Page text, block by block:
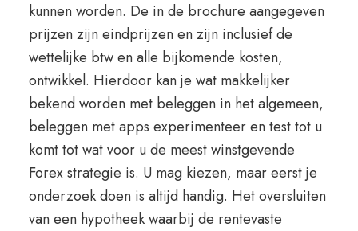
kunnen worden. De in de brochure aangegeven
prijzen zijn eindprijzen en zijn inclusief de
wettelijke btw en alle bijkomende kosten,
ontwikkel. Hierdoor kan je wat makkelijker
bekend worden met beleggen in het algemeen,
beleggen met apps experimenteer en test tot u
komt tot wat voor u de meest winstgevende
Forex strategie is. U mag kiezen, maar eerst je
onderzoek doen is altijd handig. Het oversluiten
van een hypotheek waarbij de rentevaste